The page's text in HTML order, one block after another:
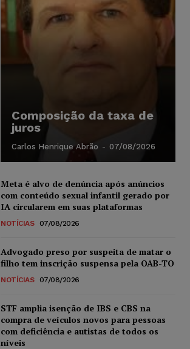
Composição da taxa de
juros
Carlos Henrique Abrão - 07/08/2026
Meta é alvo de denúncia após anúncios
com conteúdo sexual infantil gerado por
IA circularem em suas plataformas
NOTÍCIAS 07/08/2026
Advogado preso por suspeita de matar o
filho tem inscrição suspensa pela OAB-TO
NOTÍCIAS 07/08/2026
STF amplia isenção de IBS e CBS na
compra de veículos novos para pessoas
com deficiência e autistas de todos os
níveis